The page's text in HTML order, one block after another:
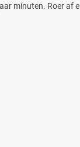
minuten. Roer af